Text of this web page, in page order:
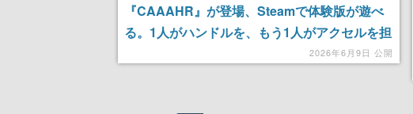
『CAAAHR』が登場、Steamで体験版が遊べ
る。1人がハンドルを、もう1人がアクセルを担
2026年6月9日 公開